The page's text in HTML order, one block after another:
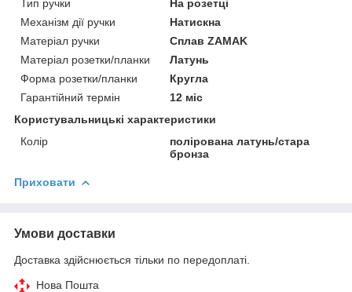
Тип ручки
На розетці
Механізм дії ручки
Натискна
Матеріал ручки
Сплав ZAMAK
Матеріал розетки/планки
Латунь
Форма розетки/планки
Кругла
Гарантійний термін
12 міс
Користувальницькі характеристики
Колір
полірована латунь/стара
бронза
Приховати
Умови доставки
Доставка здійснюється тільки по передоплаті.
Нова Пошта